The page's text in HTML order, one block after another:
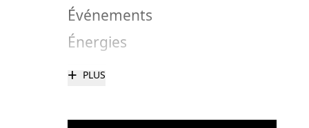
Événements
Énergies
+ PLUS